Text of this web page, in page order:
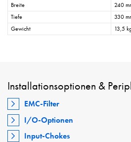
Breite
240
Tiefe
330
Gewicht
13,5
Installationsoptionen &
EMC-Filter
I/O-Optionen
Input-Chokes